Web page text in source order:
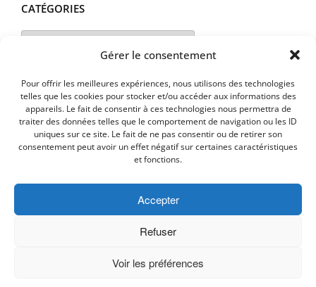
Gérer le consentement
Pour offrir les meilleures expériences, nous utilisons des technologies
telles que les cookies pour stocker et/ou accéder aux informations des
appareils. Le fait de consentir à ces technologies nous permettra de
traiter des données telles que le comportement de navigation ou les ID
uniques sur ce site. Le fait de ne pas consentir ou de retirer son
consentement peut avoir un effet négatif sur certaines caractéristiques
et fonctions.
Accepter
Refuser
Voir les préférences
CATÉGORIES
Catégories
PLAN D’ACCES
Copyright © 2026 Commune de Lavalette - Aude.